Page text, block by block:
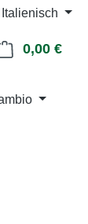
Italienisch
0,00 €Il